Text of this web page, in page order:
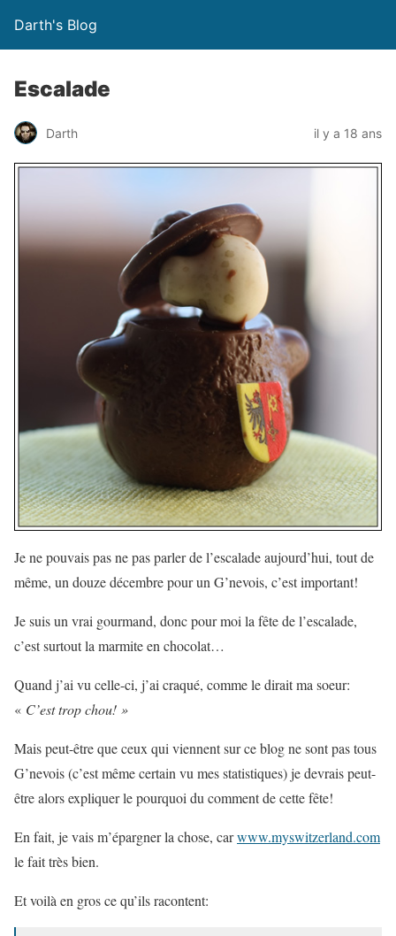
Darth's Blog
Escalade
Darth il y a 18 ans
Je ne pouvais pas ne pas parler de l’escalade aujourd’hui, tout de
même, un douze décembre pour un G’nevois, c’est important!
Je suis un vrai gourmand, donc pour moi la fête de l’escalade,
c’est surtout la marmite en chocolat…
Quand j’ai vu celle-ci, j’ai craqué, comme le dirait ma soeur:
« C’est trop chou! »
Mais peut-être que ceux qui viennent sur ce blog ne sont pas tous
G’nevois (c’est même certain vu mes statistiques) je devrais peut-
être alors expliquer le pourquoi du comment de cette fête!
En fait, je vais m’épargner la chose, carwww.myswitzerland.com
le fait très bien.
Et voilà en gros ce qu’ils racontent: